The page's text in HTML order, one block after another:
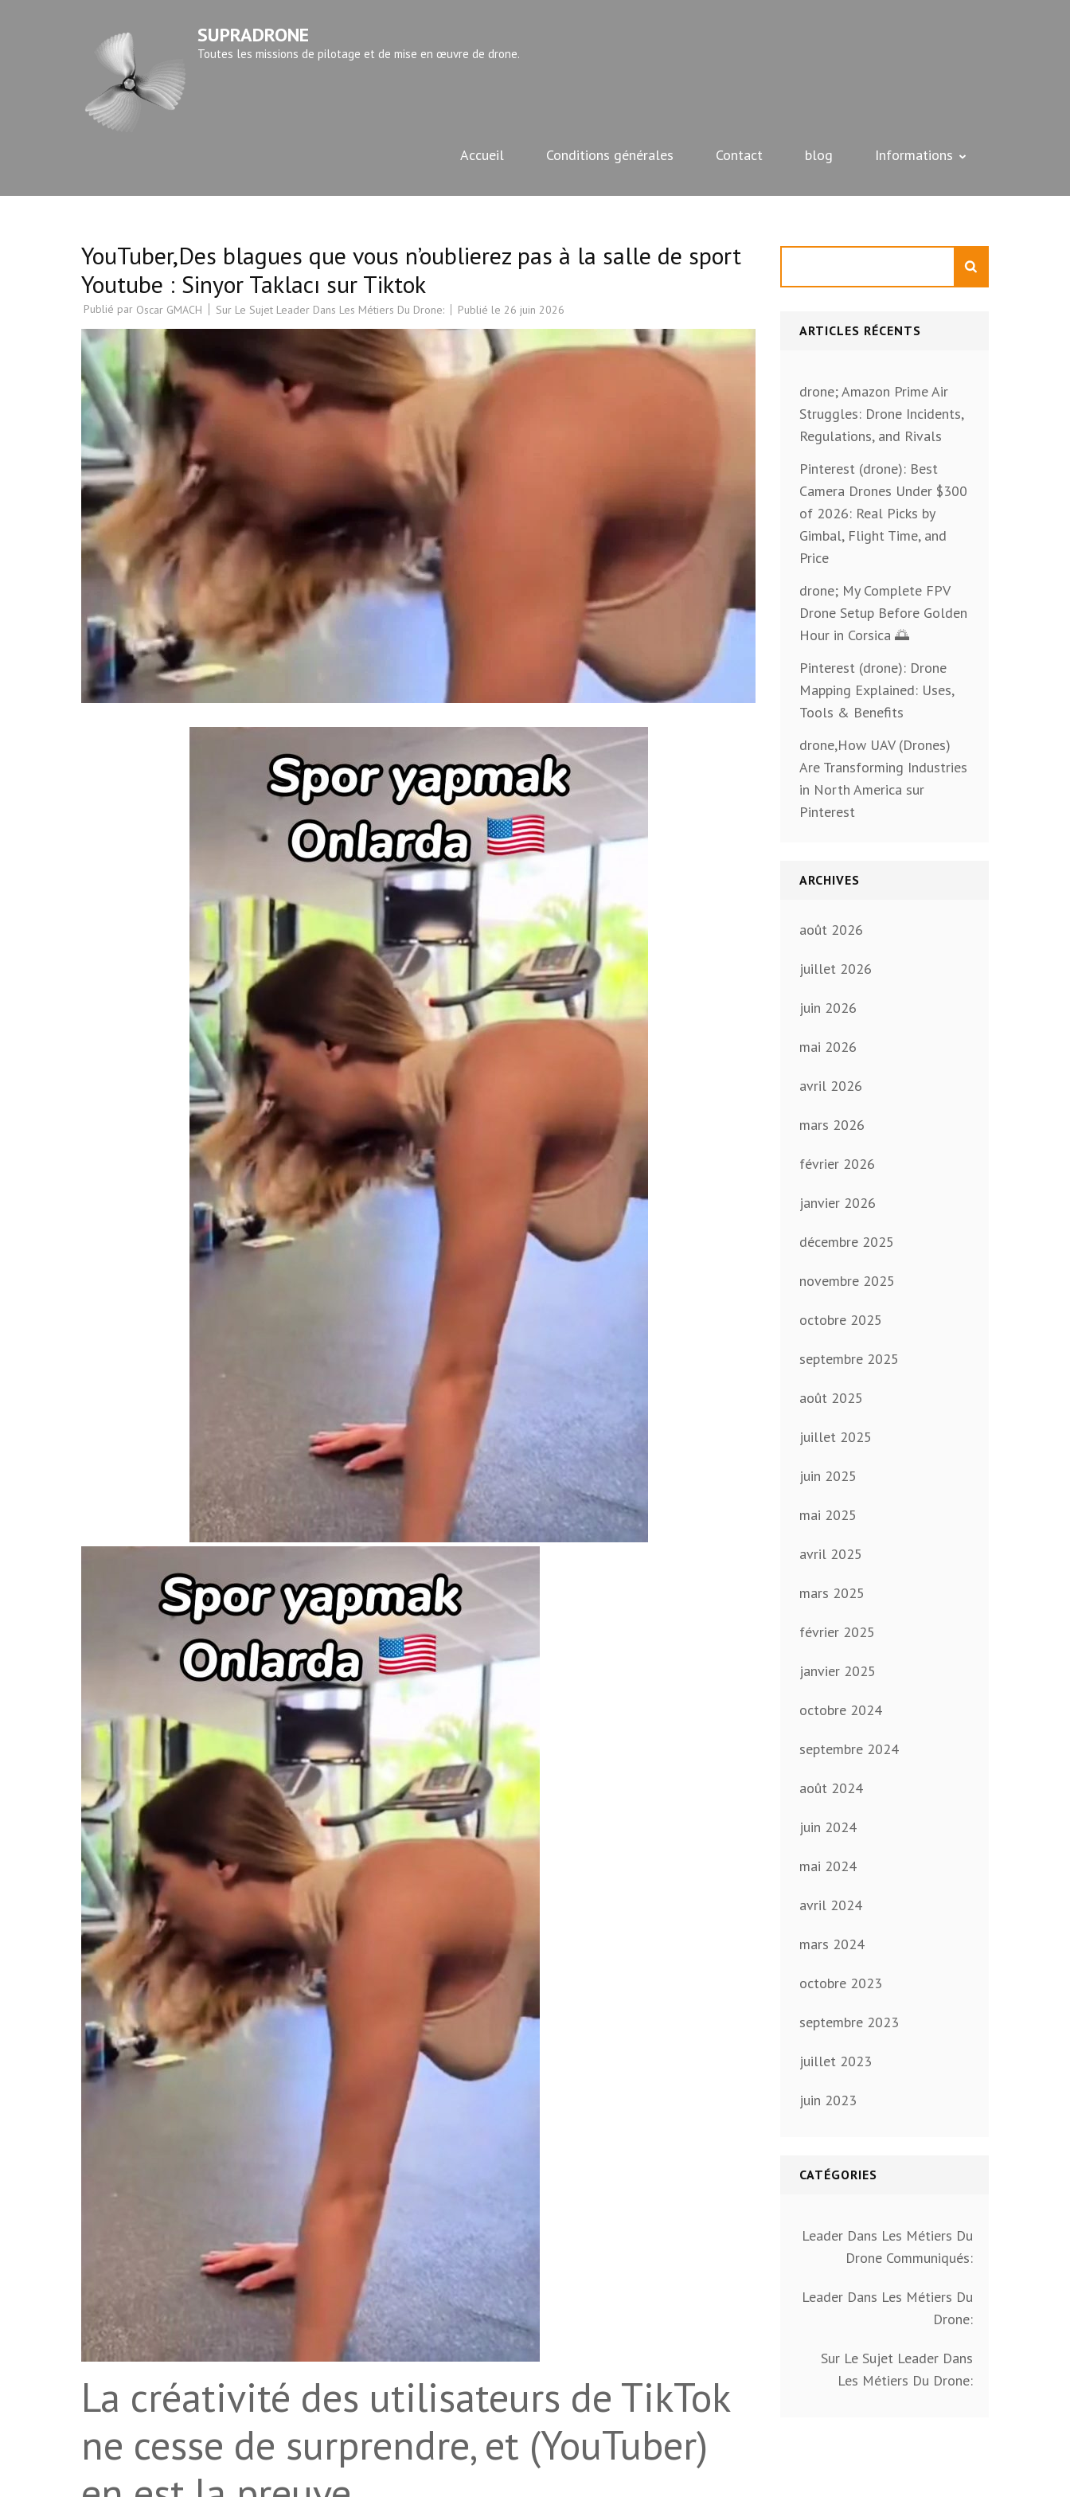
SUPRADRONE
Toutes les missions de pilotage et de mise en œuvre de drone.
Accueil Conditions générales Contact blog Informations
YouTuber,Des blagues que vous n’oublierez pas à la salle de sport
Youtube : Sinyor Taklacı sur Tiktok
Publié par Oscar GMACH Sur Le Sujet Leader Dans Les Métiers Du Drone: Publié le 26 juin 2026
La créativité des utilisateurs de TikTok
ne cesse de surprendre, et (YouTuber)
ARTICLES RÉCENTS
drone; Amazon Prime Air
Struggles: Drone Incidents,
Regulations, and Rivals
Pinterest (drone): Best
Camera Drones Under $300
of 2026: Real Picks by
Gimbal, Flight Time, and
Price
drone; My Complete FPV
Drone Setup Before Golden
Hour in Corsica 🌅
Pinterest (drone): Drone
Mapping Explained: Uses,
Tools & Benefits
drone,How UAV (Drones)
Are Transforming Industries
in North America sur
Pinterest
ARCHIVES
août 2026
juillet 2026
juin 2026
mai 2026
avril 2026
mars 2026
février 2026
janvier 2026
décembre 2025
novembre 2025
octobre 2025
septembre 2025
août 2025
juillet 2025
juin 2025
mai 2025
avril 2025
mars 2025
février 2025
janvier 2025
octobre 2024
septembre 2024
août 2024
juin 2024
mai 2024
avril 2024
mars 2024
octobre 2023
septembre 2023
juillet 2023
juin 2023
CATÉGORIES
Leader Dans Les Métiers Du
Drone Communiqués:
Leader Dans Les Métiers Du
Drone:
Sur Le Sujet Leader Dans
Les Métiers Du Drone: